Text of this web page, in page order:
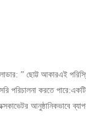
” ছোট্ট আকারএই
করতে পারে:একটি
আনুষ্ঠানিকভাবে